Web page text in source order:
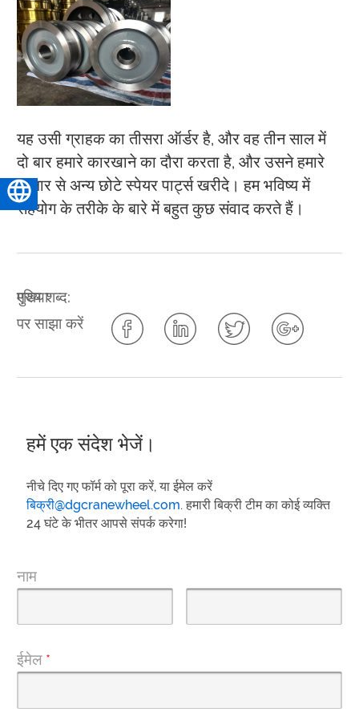
यह उसी ग्राहक का तीसरा ऑर्डर है, और वह तीन साल में
दो बार हमारे कारखाने का दौरा करता है, और उसने हमारे
बाजार से अन्य छोटे स्पेयर पार्ट्स खरीदे। हम भविष्य में
सहयोग के तरीके के बारे में बहुत कुछ संवाद करते हैं।
मुख्य शब्द:
एशिया
पर साझा करें
हमें एक संदेश भेजें।
नीचे दिए गए फॉर्म को पूरा करें, या ईमेल करें
बिक्री@dgcranewheel.com. हमारी बिक्री टीम का कोई व्यक्ति
24 घंटे के भीतर आपसे संपर्क करेगा!
नाम
ईमेल *
हिन्दी